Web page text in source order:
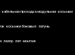
кабельная проходка модульная косынки
косынки боковые латунь
лазер лэп монтаж